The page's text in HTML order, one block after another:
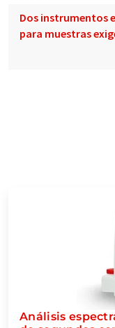
Dos instrumentos
para muestras
Análisis